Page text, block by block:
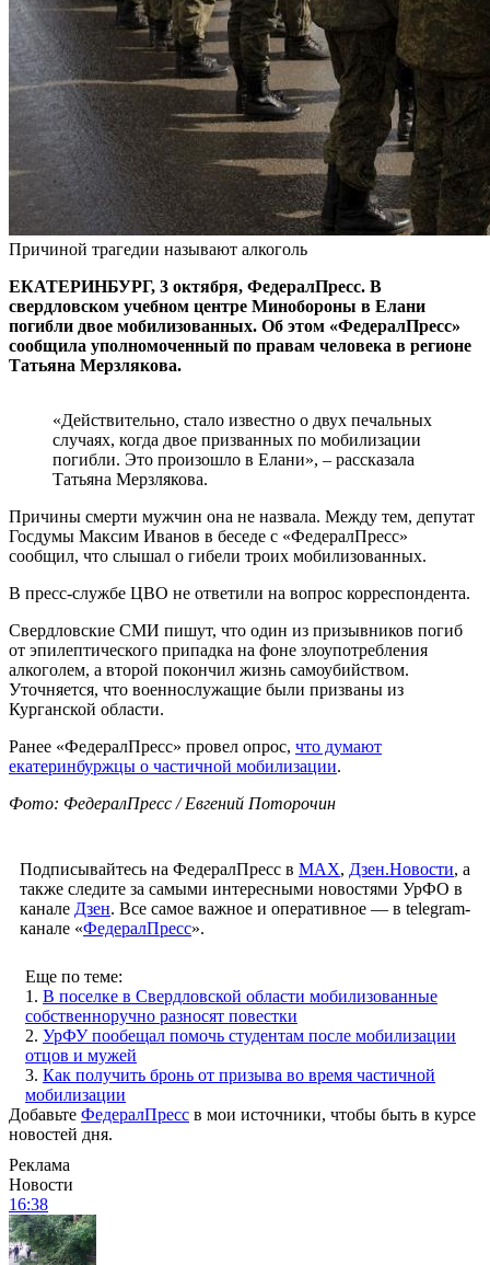
Причиной трагедии называют алкоголь
ЕКАТЕРИНБУРГ, 3 октября, ФедералПресс. В
свердловском учебном центре Минобороны в Елани
погибли двое мобилизованных. Об этом «ФедералПресс»
сообщила уполномоченный по правам человека в регионе
Татьяна Мерзлякова.
«Действительно, стало известно о двух печальных
случаях, когда двое призванных по мобилизации
погибли. Это произошло в Елани», – рассказала
Татьяна Мерзлякова.
Причины смерти мужчин она не назвала. Между тем, депутат
Госдумы Максим Иванов в беседе с «ФедералПресс»
сообщил, что слышал о гибели троих мобилизованных.
В пресс-службе ЦВО не ответили на вопрос корреспондента.
Свердловские СМИ пишут, что один из призывников погиб
от эпилептического припадка на фоне злоупотребления
алкоголем, а второй покончил жизнь самоубийством.
Уточняется, что военнослужащие были призваны из
Курганской области.
Ранее «ФедералПресс» провел опрос, что думают
екатеринбуржцы о частичной мобилизации.
Фото: ФедералПресс / Евгений Поторочин
Подписывайтесь на ФедералПресс в МАХ, Дзен.Новости, а
также следите за самыми интересными новостями УрФО в
канале Дзен. Все самое важное и оперативное — в telegram-
канале «ФедералПресс».
Еще по теме:
1. В поселке в Свердловской области мобилизованные
собственноручно разносят повестки
2. УрФУ пообещал помочь студентам после мобилизации
отцов и мужей
3. Как получить бронь от призыва во время частичной
мобилизации
Добавьте ФедералПресс в мои источники, чтобы быть в курсе
новостей дня.
Реклама
Новости
16:38